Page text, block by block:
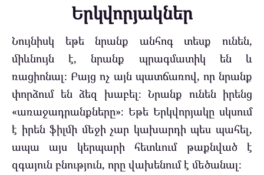
Երկվորյակներ
Նույնիսկ եթե նրանք անհոգ տեսք ունեն,
միևնույն է, նրանք պրագմատիկ են և
ռացիոնալ։ Բայց ոչ այն պատճառով, որ նրանք
փորձում են ձեզ խաբել։ Նրանք ունեն իրենց
«առաջադրանքները»։ Եթե ​​Երկվորյակը սկսում
է իրեն ֆիլմի մեջի չար կախարդի պես պահել,
ապա այս կերպարի հետևում թաքնված է
զգայուն բնություն, որը վախենում է մեծանալ։